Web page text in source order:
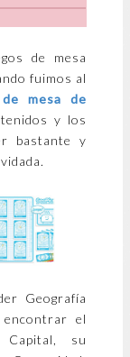
de mesa
fuimos al
mesa de
y los
bastante y
Geografía
encontrar el
su